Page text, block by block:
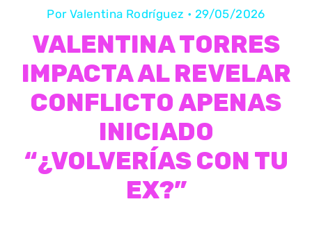
Por Valentina Rodríguez • 29/05/2026
VALENTINA TORRES
IMPACTA AL REVELAR
CONFLICTO APENAS
INICIADO
“¿VOLVERÍAS CON TU
EX?”